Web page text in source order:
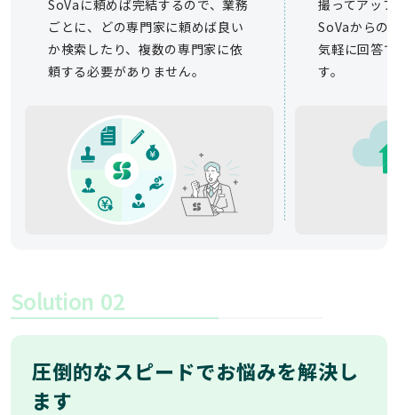
SoVaに頼めば完結するので、業務
ごとに、どの専門家に頼めば良い
か検索したり、複数の専門家に依
頼する必要がありません。
撮ってアッ
SoVaからの
気軽に回答
す。
Solution 02
圧倒的なスピードでお悩みを解決し
ます